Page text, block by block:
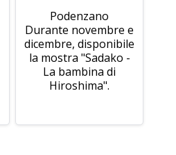
Podenzano
Durante novembre e
dicembre, disponibile
la mostra "Sadako -
La bambina di
Hiroshima".